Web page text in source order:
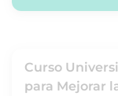
Curso
para Mejorar